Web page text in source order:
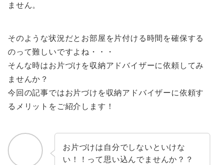
ません。
そのような状況だとお部屋を片付ける時間を確保する
のって難しいですよね・・・
そんな時はお片づけを収納アドバイザーに依頼してみ
ませんか？
今回の記事ではお片づけを収納アドバイザーに依頼す
るメリットをご紹介します！
お片づけは自分でしないといけな
い！！って思い込んでませんか？？